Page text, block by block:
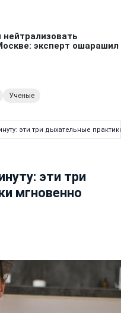
Ученые
эти три дыхательные
эти три
мгновенно